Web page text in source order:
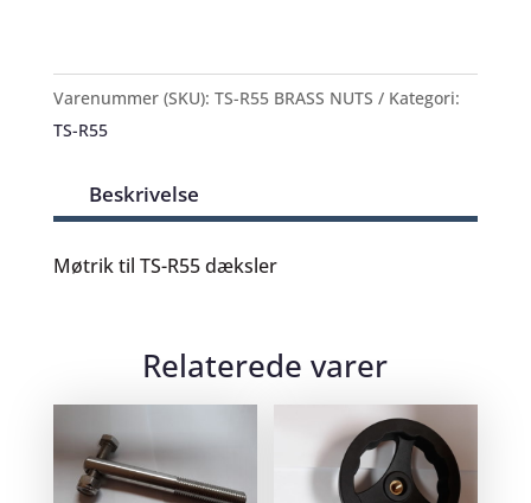
Varenummer (SKU): TS-R55 BRASS NUTS
Kategori:
TS-R55
Beskrivelse
Møtrik til TS-R55 dæksler
Relaterede varer